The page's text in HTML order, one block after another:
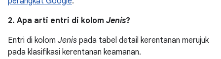
2. Apa arti entri di kolom Jenis?
Entri di kolom Jenis pada tabel detail kerentanan merujuk
pada klasifikasi kerentanan keamanan.